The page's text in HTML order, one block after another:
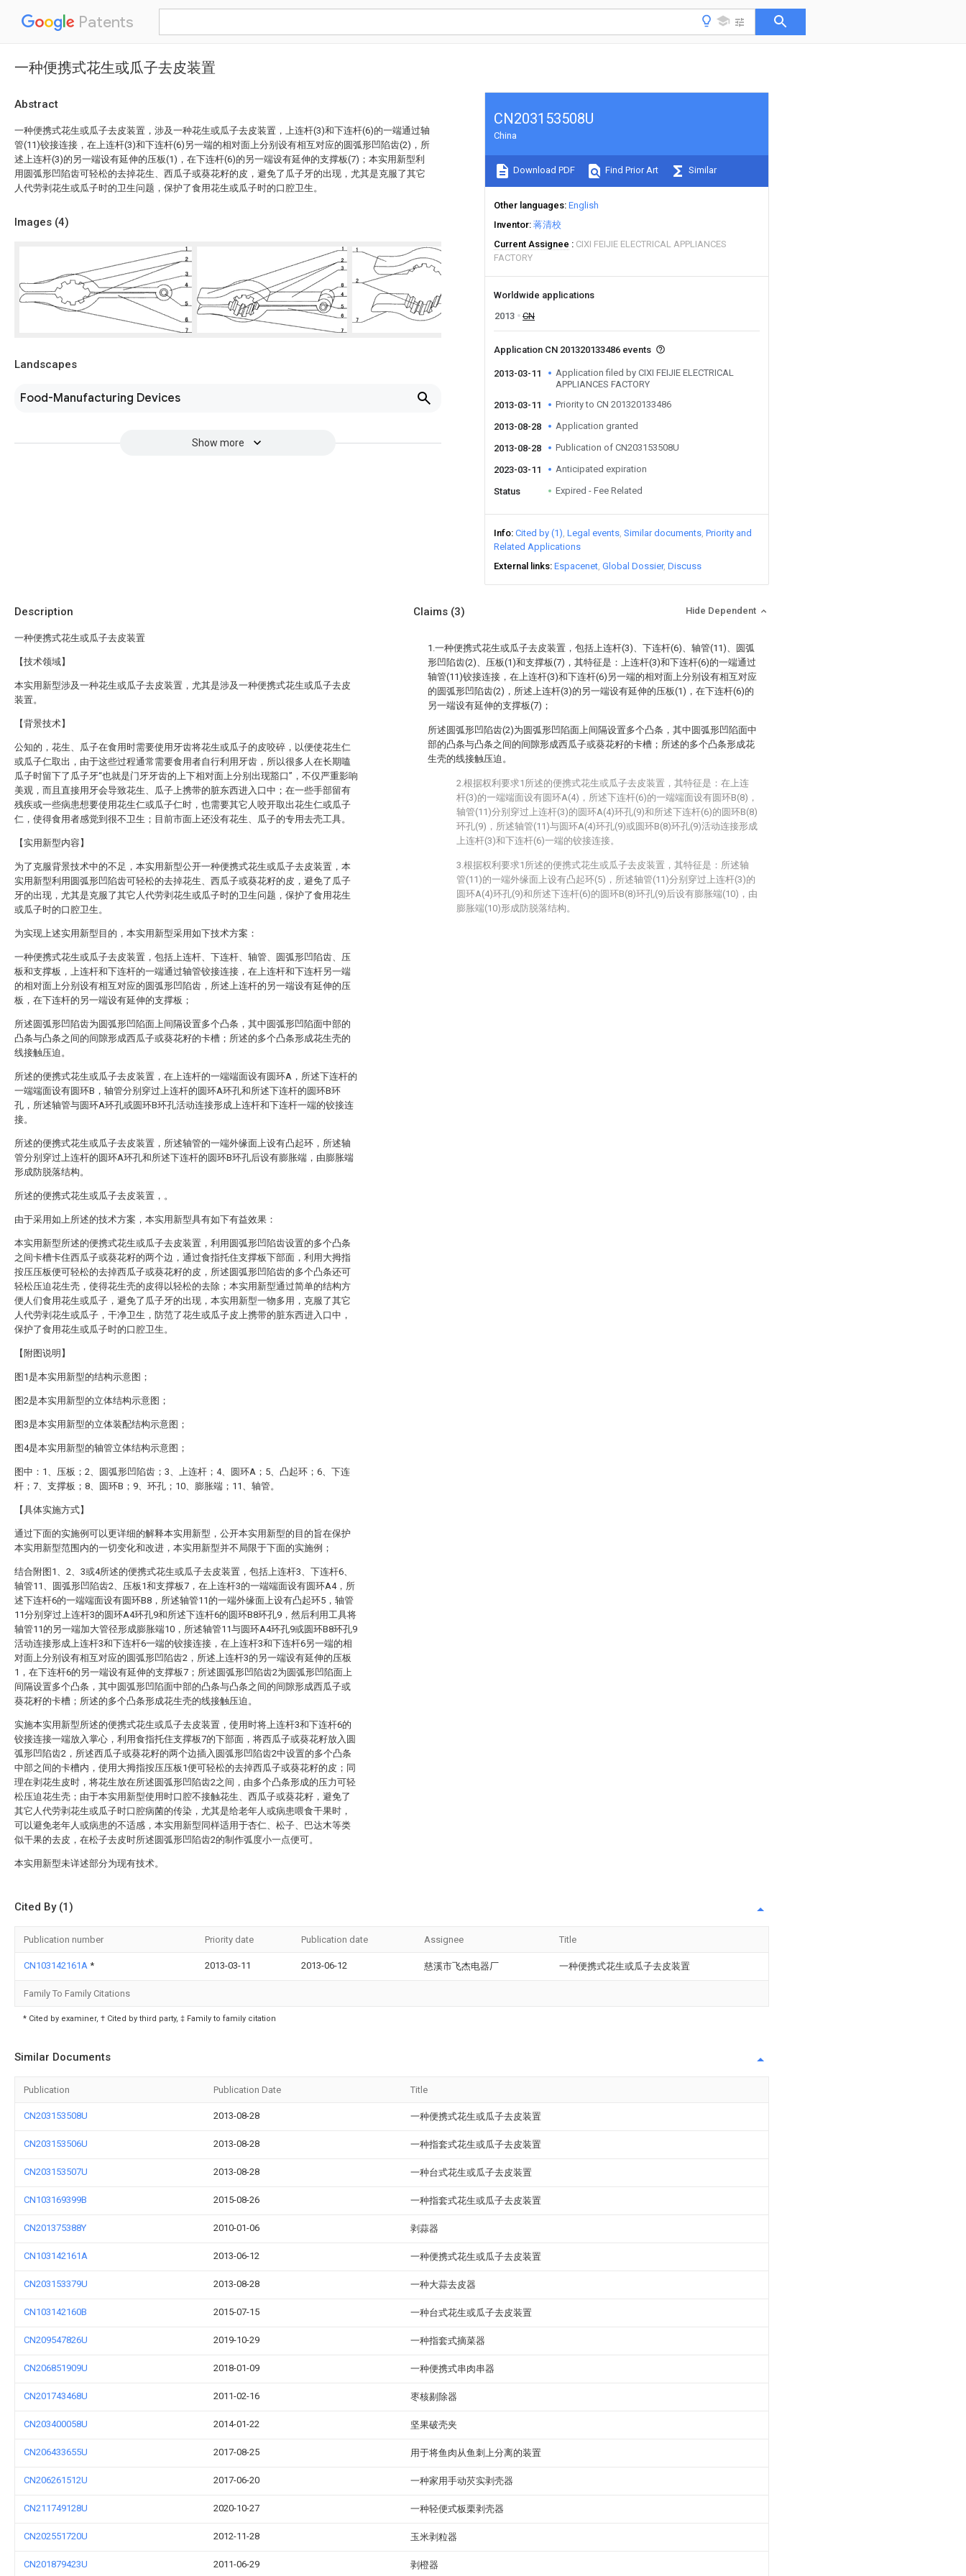
Patents
一种便携式花生或瓜子去皮装置
Abstract
一种便携式花生或瓜子去皮装置，涉及一种花生或瓜子去皮装置，上连杆(3)和下连杆(6)的一端通过轴
管(11)铰接连接，在上连杆(3)和下连杆(6)另一端的相对面上分别设有相互对应的圆弧形凹陷齿(2)，所
述上连杆(3)的另一端设有延伸的压板(1)，在下连杆(6)的另一端设有延伸的支撑板(7)；本实用新型利
用圆弧形凹陷齿可轻松的去掉花生、西瓜子或葵花籽的皮，避免了瓜子牙的出现，尤其是克服了其它
人代劳剥花生或瓜子时的卫生问题，保护了食用花生或瓜子时的口腔卫生。
Images (4)
Landscapes
Food-Manufacturing Devices
Show more
CN203153508U
China
Download PDF Find Prior Art Similar
Other languages English
Inventor 蒋清校
Current Assignee
CIXI FEIJIE ELECTRICAL APPLIANCES
FACTORY
Worldwide applications
2013
CN
Application CN 201320133486 events
2013-03-11
Application filed by CIXI FEIJIE ELECTRICAL
APPLIANCES FACTORY
2013-03-11
Priority to CN 201320133486
2013-08-28 Application granted
2013-08-28 Publication of CN203153508U
2023-03-11 Anticipated expiration
Status Expired - Fee Related
Info Cited by (1) Legal events Similar documents Priority and
Related Applications
External links Espacenet Global Dossier Discuss
Description
一种便携式花生或瓜子去皮装置
【技术领域】
本实用新型涉及一种花生或瓜子去皮装置，尤其是涉及一种便携式花生或瓜子去皮
装置。
【背景技术】
公知的，花生、瓜子在食用时需要使用牙齿将花生或瓜子的皮咬碎，以便使花生仁
或瓜子仁取出，由于这些过程通常需要食用者自行利用牙齿，所以很多人在长期嗑
瓜子时留下了瓜子牙“也就是门牙牙齿的上下相对面上分别出现豁口”，不仅严重影响
美观，而且直接用牙会导致花生、瓜子上携带的脏东西进入口中；在一些手部留有
残疾或一些病患想要使用花生仁或瓜子仁时，也需要其它人咬开取出花生仁或瓜子
仁，使得食用者感觉到很不卫生；目前市面上还没有花生、瓜子的专用去壳工具。
【实用新型内容】
为了克服背景技术中的不足，本实用新型公开一种便携式花生或瓜子去皮装置，本
实用新型利用圆弧形凹陷齿可轻松的去掉花生、西瓜子或葵花籽的皮，避免了瓜子
牙的出现，尤其是克服了其它人代劳剥花生或瓜子时的卫生问题，保护了食用花生
或瓜子时的口腔卫生。
为实现上述实用新型目的，本实用新型采用如下技术方案：
一种便携式花生或瓜子去皮装置，包括上连杆、下连杆、轴管、圆弧形凹陷齿、压
板和支撑板，上连杆和下连杆的一端通过轴管铰接连接，在上连杆和下连杆另一端
的相对面上分别设有相互对应的圆弧形凹陷齿，所述上连杆的另一端设有延伸的压
板，在下连杆的另一端设有延伸的支撑板；
所述圆弧形凹陷齿为圆弧形凹陷面上间隔设置多个凸条，其中圆弧形凹陷面中部的
凸条与凸条之间的间隙形成西瓜子或葵花籽的卡槽；所述的多个凸条形成花生壳的
线接触压迫。
所述的便携式花生或瓜子去皮装置，在上连杆的一端端面设有圆环A，所述下连杆的
一端端面设有圆环B，轴管分别穿过上连杆的圆环A环孔和所述下连杆的圆环B环
孔，所述轴管与圆环A环孔或圆环B环孔活动连接形成上连杆和下连杆一端的铰接连
接。
所述的便携式花生或瓜子去皮装置，所述轴管的一端外缘面上设有凸起环，所述轴
管分别穿过上连杆的圆环A环孔和所述下连杆的圆环B环孔后设有膨胀端，由膨胀端
形成防脱落结构。
所述的便携式花生或瓜子去皮装置，。
由于采用如上所述的技术方案，本实用新型具有如下有益效果：
本实用新型所述的便携式花生或瓜子去皮装置，利用圆弧形凹陷齿设置的多个凸条
之间卡槽卡住西瓜子或葵花籽的两个边，通过食指托住支撑板下部面，利用大拇指
按压压板便可轻松的去掉西瓜子或葵花籽的皮，所述圆弧形凹陷齿的多个凸条还可
轻松压迫花生壳，使得花生壳的皮得以轻松的去除；本实用新型通过简单的结构方
便人们食用花生或瓜子，避免了瓜子牙的出现，本实用新型一物多用，克服了其它
人代劳剥花生或瓜子，干净卫生，防范了花生或瓜子皮上携带的脏东西进入口中，
保护了食用花生或瓜子时的口腔卫生。
【附图说明】
图1是本实用新型的结构示意图；
图2是本实用新型的立体结构示意图；
图3是本实用新型的立体装配结构示意图；
图4是本实用新型的轴管立体结构示意图；
图中：1、压板；2、圆弧形凹陷齿；3、上连杆；4、圆环A；5、凸起环；6、下连
杆；7、支撑板；8、圆环B；9、环孔；10、膨胀端；11、轴管。
【具体实施方式】
通过下面的实施例可以更详细的解释本实用新型，公开本实用新型的目的旨在保护
本实用新型范围内的一切变化和改进，本实用新型并不局限于下面的实施例；
结合附图1、2、3或4所述的便携式花生或瓜子去皮装置，包括上连杆3、下连杆6、
轴管11、圆弧形凹陷齿2、压板1和支撑板7，在上连杆3的一端端面设有圆环A4，所
述下连杆6的一端端面设有圆环B8，所述轴管11的一端外缘面上设有凸起环5，轴管
11分别穿过上连杆3的圆环A4环孔9和所述下连杆6的圆环B8环孔9，然后利用工具将
轴管11的另一端加大管径形成膨胀端10，所述轴管11与圆环A4环孔9或圆环B8环孔9
活动连接形成上连杆3和下连杆6一端的铰接连接，在上连杆3和下连杆6另一端的相
对面上分别设有相互对应的圆弧形凹陷齿2，所述上连杆3的另一端设有延伸的压板
1，在下连杆6的另一端设有延伸的支撑板7；所述圆弧形凹陷齿2为圆弧形凹陷面上
间隔设置多个凸条，其中圆弧形凹陷面中部的凸条与凸条之间的间隙形成西瓜子或
葵花籽的卡槽；所述的多个凸条形成花生壳的线接触压迫。
实施本实用新型所述的便携式花生或瓜子去皮装置，使用时将上连杆3和下连杆6的
铰接连接一端放入掌心，利用食指托住支撑板7的下部面，将西瓜子或葵花籽放入圆
弧形凹陷齿2，所述西瓜子或葵花籽的两个边插入圆弧形凹陷齿2中设置的多个凸条
中部之间的卡槽内，使用大拇指按压压板1便可轻松的去掉西瓜子或葵花籽的皮；同
理在剥花生皮时，将花生放在所述圆弧形凹陷齿2之间，由多个凸条形成的压力可轻
松压迫花生壳；由于本实用新型使用时口腔不接触花生、西瓜子或葵花籽，避免了
其它人代劳剥花生或瓜子时口腔病菌的传染，尤其是给老年人或病患喂食干果时，
可以避免老年人或病患的不适感，本实用新型同样适用于杏仁、松子、巴达木等类
似干果的去皮，在松子去皮时所述圆弧形凹陷齿2的制作弧度小一点便可。
本实用新型未详述部分为现有技术。
Claims (3) Hide Dependent
1.一种便携式花生或瓜子去皮装置，包括上连杆(3)、下连杆(6)、轴管(11)、圆弧
形凹陷齿(2)、压板(1)和支撑板(7)，其特征是：上连杆(3)和下连杆(6)的一端通过
轴管(11)铰接连接，在上连杆(3)和下连杆(6)另一端的相对面上分别设有相互对应
的圆弧形凹陷齿(2)，所述上连杆(3)的另一端设有延伸的压板(1)，在下连杆(6)的
另一端设有延伸的支撑板(7)；
所述圆弧形凹陷齿(2)为圆弧形凹陷面上间隔设置多个凸条，其中圆弧形凹陷面中
部的凸条与凸条之间的间隙形成西瓜子或葵花籽的卡槽；所述的多个凸条形成花
生壳的线接触压迫。
2.根据权利要求1所述的便携式花生或瓜子去皮装置，其特征是：在上连
杆(3)的一端端面设有圆环A(4)，所述下连杆(6)的一端端面设有圆环B(8)，
轴管(11)分别穿过上连杆(3)的圆环A(4)环孔(9)和所述下连杆(6)的圆环B(8)
环孔(9)，所述轴管(11)与圆环A(4)环孔(9)或圆环B(8)环孔(9)活动连接形成
上连杆(3)和下连杆(6)一端的铰接连接。
3.根据权利要求1所述的便携式花生或瓜子去皮装置，其特征是：所述轴
管(11)的一端外缘面上设有凸起环(5)，所述轴管(11)分别穿过上连杆(3)的
圆环A(4)环孔(9)和所述下连杆(6)的圆环B(8)环孔(9)后设有膨胀端(10)，由
膨胀端(10)形成防脱落结构。
Cited By (1)
Publication number Priority date Publication date Assignee Title
CN103142161A * 2013-03-11 2013-06-12 慈溪市飞杰电器厂 一种便携式花生或瓜子去皮装置
Family To Family Citations
* Cited by examiner, † Cited by third party, ‡ Family to family citation
Similar Documents
Publication Publication Date Title
CN203153508U 2013-08-28 一种便携式花生或瓜子去皮装置
CN203153506U 2013-08-28 一种指套式花生或瓜子去皮装置
CN203153507U 2013-08-28 一种台式花生或瓜子去皮装置
CN103169399B 2015-08-26 一种指套式花生或瓜子去皮装置
CN201375388Y 2010-01-06 剥蒜器
CN103142161A 2013-06-12 一种便携式花生或瓜子去皮装置
CN203153379U 2013-08-28 一种大蒜去皮器
CN103142160B 2015-07-15 一种台式花生或瓜子去皮装置
CN209547826U 2019-10-29 一种指套式摘菜器
CN206851909U 2018-01-09 一种便携式串肉串器
CN201743468U 2011-02-16 枣核剔除器
CN203400058U 2014-01-22 坚果破壳夹
CN206433655U 2017-08-25 用于将鱼肉从鱼刺上分离的装置
CN206261512U 2017-06-20 一种家用手动芡实剥壳器
CN211749128U 2020-10-27 一种轻便式板栗剥壳器
CN202551720U 2012-11-28 玉米剥粒器
CN201879423U 2011-06-29 剥橙器